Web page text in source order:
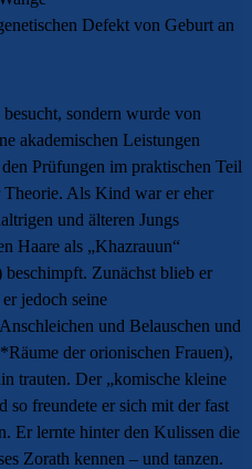
Defekt von Geburt an
sondern wurde von
akademischen Leistungen
Prüfungen im praktischen Teil
Theorie. Als Kind war er eher
und älteren Jungs
Haare als „Khazrauun“
Zunächst blieb er
jedoch seine
und Belauschen und
der orionischen Frauen),
trauten. Der „komische kleine
so freundete er sich mit der fast
Er lernte hinter den Kulissen die
Zorath kennen – und tanzen.